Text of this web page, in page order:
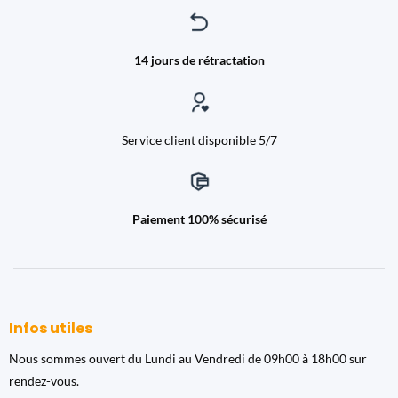
14 jours de rétractation
Service client disponible 5/7
Paiement 100% sécurisé
Infos utiles
Nous sommes ouvert du Lundi au Vendredi de 09h00 à 18h00 sur
rendez-vous.